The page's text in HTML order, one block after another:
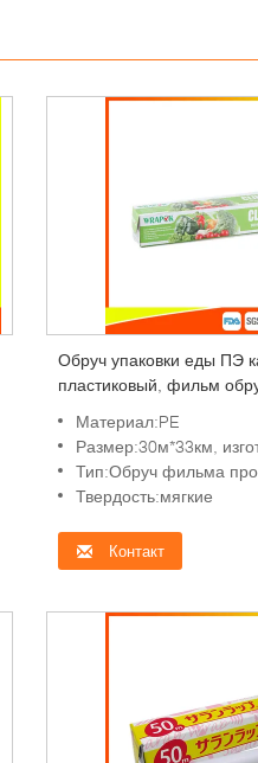
Обруч упаковки еды ПЭ
пластиковый, фильм
Материал:PE
Размер:30м*33км,
Тип:Обруч фильма
Твердость:мягкие
Контакт